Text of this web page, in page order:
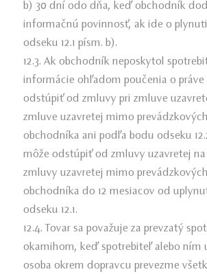
b) 30 dní odo dňa, keď obchodník
informačnú povinnosť, ak ide o
odseku 12.1 písm. b).
12.3. Ak obchodník neposkytol
informácie ohľadom poučenia o práve
odstúpiť od zmluvy pri zmluve
zmluve uzavretej mimo
obchodníka ani podľa bodu odseku
môže odstúpiť od zmluvy uzavretej
zmluvy uzavretej mimo
obchodníka do 12 mesiacov od
odseku 12.1.
12.4. Tovar sa považuje za prevzatý
okamihom, keď spotrebiteľ alebo ním
osoba okrem dopravcu prevezme